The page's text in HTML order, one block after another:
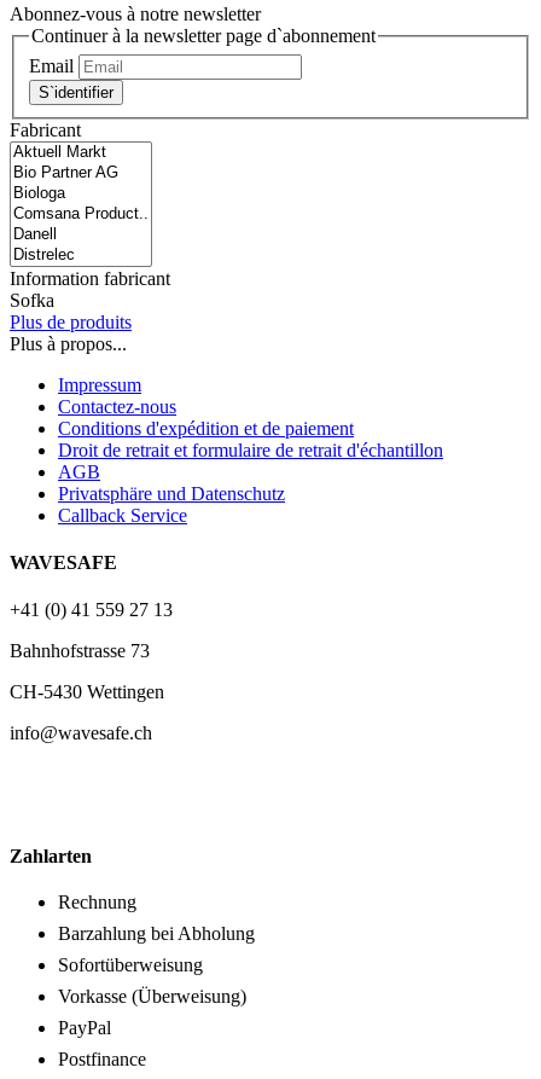
Abonnez-vous à notre newsletter
Continuer à la newsletter page d`abonnement
Email
S`identifier
Fabricant
Information fabricant
Sofka
Plus de produits
Plus à propos...
Impressum
Contactez-nous
Conditions d'expédition et de paiement
Droit de retrait et formulaire de retrait d'échantillon
AGB
Privatsphäre und Datenschutz
Callback Service
WAVESAFE
+41 (0) 41 559 27 13
Bahnhofstrasse 73
CH-5430 Wettingen
info@wavesafe.ch
Zahlarten
Rechnung
Barzahlung bei Abholung
Sofortüberweisung
Vorkasse (Überweisung)
PayPal
Postfinance